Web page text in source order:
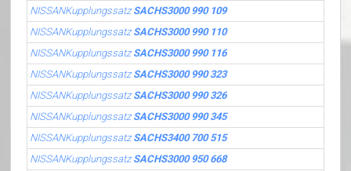
NISSANKupplungssatzSACHS3000 990 109
NISSANKupplungssatzSACHS3000 990 110
NISSANKupplungssatzSACHS3000 990 116
NISSANKupplungssatzSACHS3000 990 323
NISSANKupplungssatzSACHS3000 990 326
NISSANKupplungssatzSACHS3000 990 345
NISSANKupplungssatzSACHS3400 700 515
NISSANKupplungssatzSACHS3000 950 668